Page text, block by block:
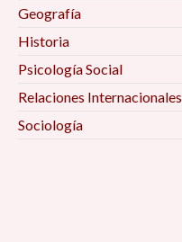
Geografía
Historia
Psicología Social
Relaciones Internacionales
Sociología